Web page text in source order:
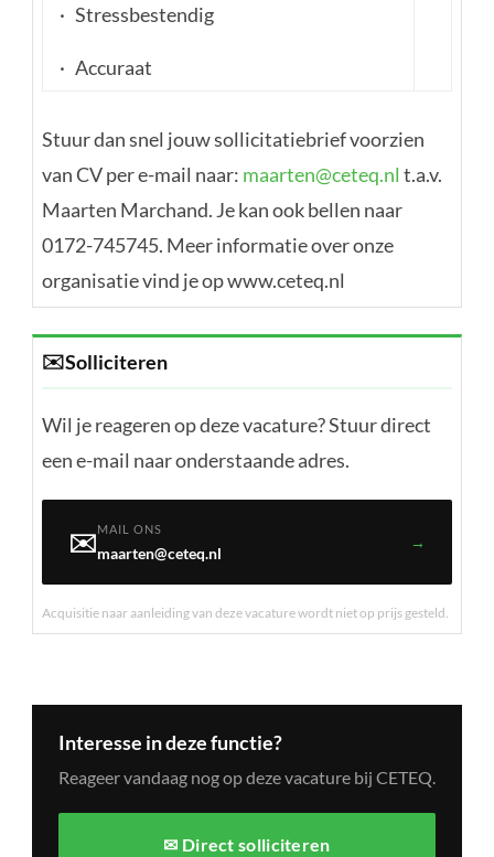
· Stressbestendig
· Accuraat
Stuur dan snel jouw sollicitatiebrief voorzien
van CV per e-mail naar: maarten@ceteq.nl t.a.v.
Maarten Marchand. Je kan ook bellen naar
0172-745745. Meer informatie over onze
organisatie vind je op www.ceteq.nl
✉️Solliciteren
Wil je reageren op deze vacature? Stuur direct
een e-mail naar onderstaande adres.
✉️MAIL ONS
maarten@ceteq.nl
→
Acquisitie naar aanleiding van deze vacature wordt niet op prijs gesteld.
Interesse in deze functie?
Reageer vandaag nog op deze vacature bij CETEQ.
✉ Direct solliciteren